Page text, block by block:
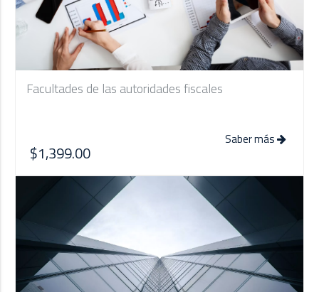
Facultades de las autoridades fiscales
$1,399.00
Saber más